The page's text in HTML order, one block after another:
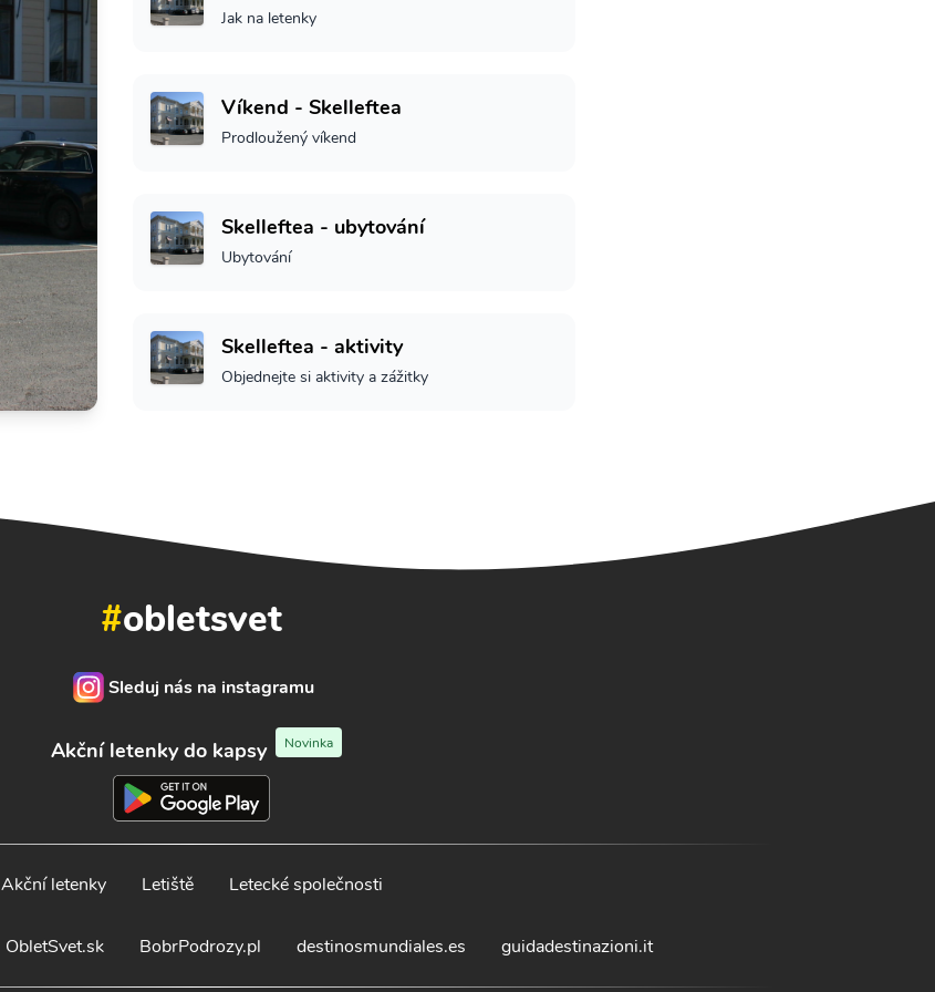
Jak na letenky
Víkend - Skelleftea
Prodloužený víkend
Skelleftea - ubytování
Ubytování
Skelleftea - aktivity
Objednejte si aktivity a zážitky
#obletsvet
Sleduj nás na instagramu
Akční letenky do kapsy Novinka
Akční letenky Letiště Letecké společnosti
ObletSvet.sk BobrPodrozy.pl destinosmundiales.es guidadestinazioni.it